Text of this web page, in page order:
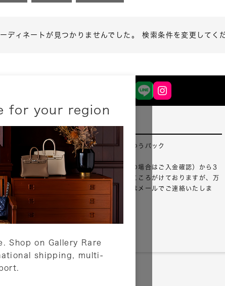
ディネートが見つかりませんでした。 検索条件を変更してく
for your region
Shop on Gallery Rare
shipping, multi-
配送について
配送業者：佐川急便・ゆうパック
ご注文確認（銀行振込の場合はご入金確認）から3
営業日以内のご出荷をこころがけておりますが、万
が一出荷が遅れる場合はメールでご連絡いたしま
詳しくはこちら